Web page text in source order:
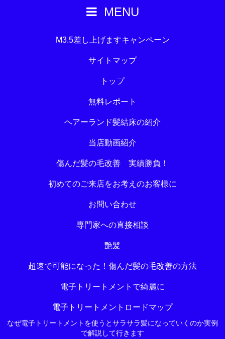
MENU
M3.5差し上げますキャンペーン
サイトマップ
トップ
無料レポート
ヘアーランド髪結床の紹介
当店動画紹介
傷んだ髪の毛改善 実績勝負！
初めてのご来店をお考えのお客様に
お問い合わせ
専門家への直接相談
艶髪
超速で可能になった！傷んだ髪の毛改善の方法
電子トリートメントで綺麗に
電子トリートメントロードマップ
なぜ電子トリートメントを使うとサラサラ髪になっていくのか実例
で解説して行きます